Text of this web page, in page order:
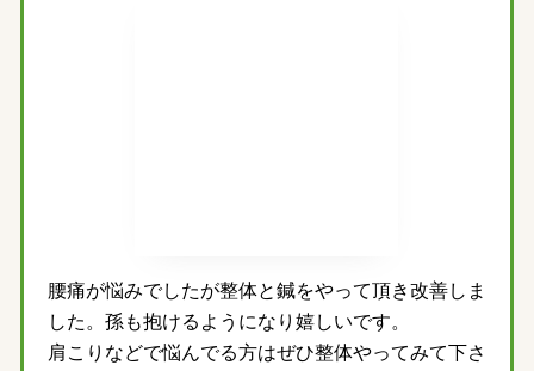
腰痛が悩みでしたが整体と鍼をやって頂き改善しま
した。孫も抱けるようになり嬉しいです。
肩こりなどで悩んでる方はぜひ整体やってみて下さ